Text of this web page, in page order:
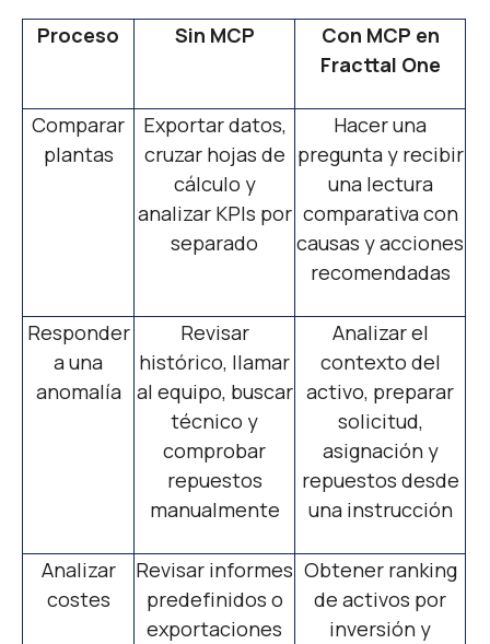
Proceso Sin MCP
Con MCP en
Fracttal One
Comparar
plantas
Exportar datos,
cruzar hojas de
cálculo y
analizar KPIs por
separado
Hacer una
pregunta y recibir
una lectura
comparativa con
causas y acciones
recomendadas
Responder
a una
anomalía
Revisar
histórico, llamar
al equipo, buscar
técnico y
comprobar
repuestos
manualmente
Analizar el
contexto del
activo, preparar
solicitud,
asignación y
repuestos desde
una instrucción
Analizar
costes
Revisar informes
predefinidos o
exportaciones
Obtener ranking
de activos por
inversión y